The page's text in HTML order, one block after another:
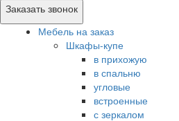
Заказать звонок
Мебель на заказ
Шкафы-купе
в прихожую
в спальню
угловые
встроенные
с зеркалом